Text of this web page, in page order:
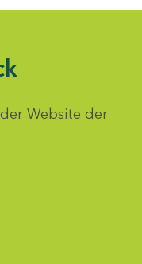
Website der
auswählen